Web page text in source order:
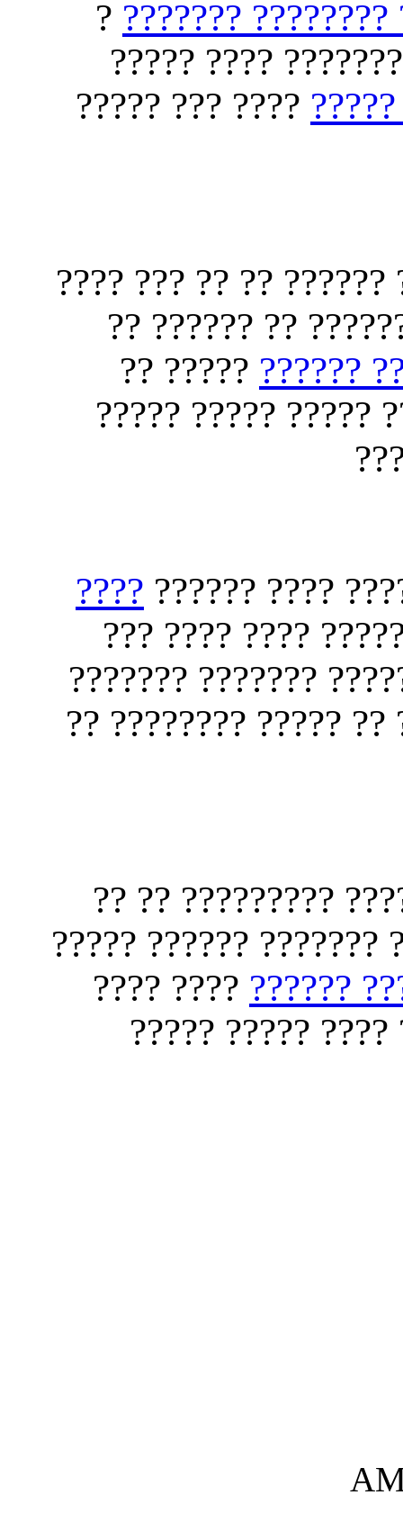
???? ?????
?
????? ??? ?? ????
???? ??? ?????
?? ???? ?????? ?? ??
?? ??? ?? ??? ???
????
????? ??
????? ???????
???? ?????
????
????? ????
??????? ???? ???
??? ??? ???? ???
????? ????
??? ??? ???? ?????
????
???? ????
?????? ?????